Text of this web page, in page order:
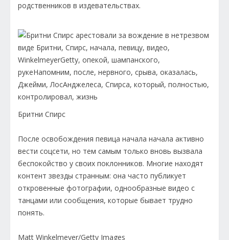
родственников в издевательствах.
Бритни Спирс
После освобождения певица начала начала активно
вести соцсети, но тем самым только вновь вызвала
беспокойство у своих поклонников. Многие находят
контент звезды странным: она часто публикует
откровенные фотографии, однообразные видео с
танцами или сообщения, которые бывает трудно
понять.
Matt Winkelmeyer/Getty Images